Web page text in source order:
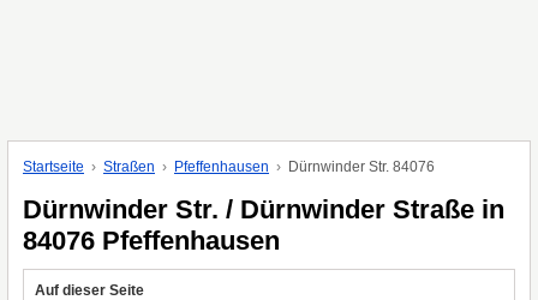
Startseite Straßen Pfeffenhausen Dürnwinder Str. 84076
Dürnwinder Str. / Dürnwinder Straße in
84076 Pfeffenhausen
Auf dieser Seite